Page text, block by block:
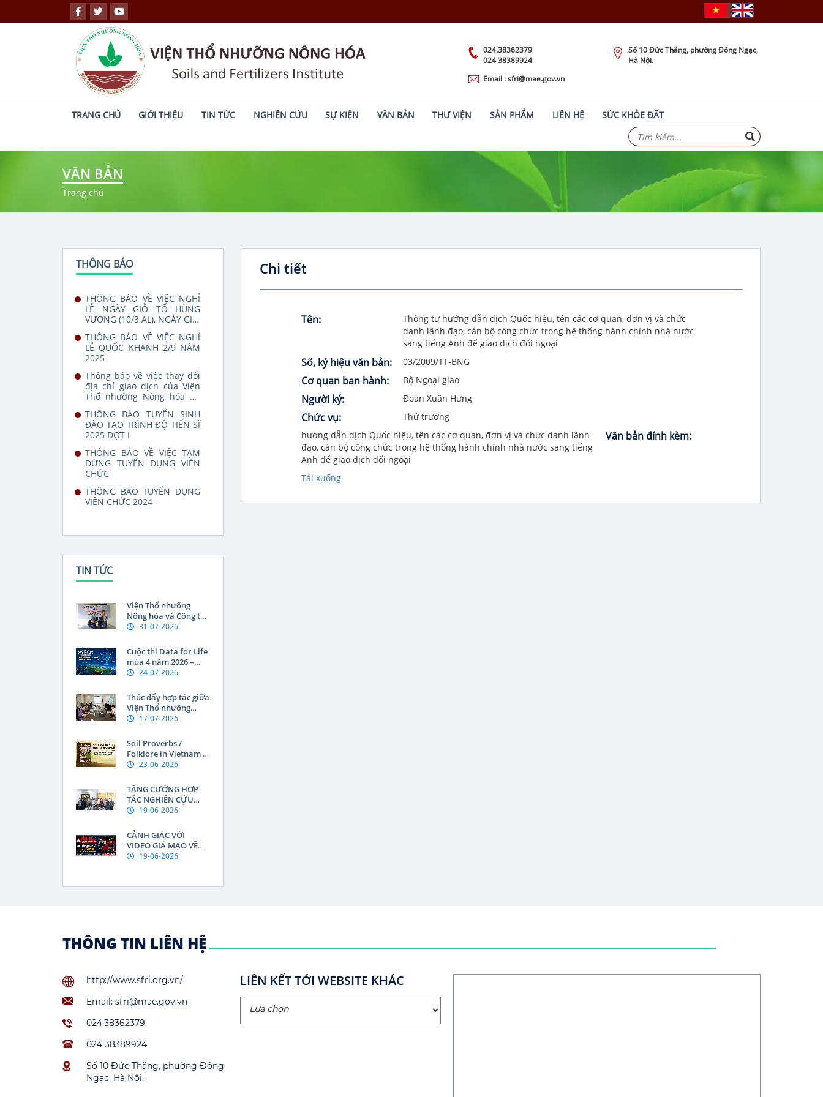
024.38362379
024 38389924
Số 10 Đức Thắng, phường Đông Ngạc,
Hà Nội.
Email : sfri@mae.gov.vn
TRANG CHỦ GIỚI THIỆU TIN TỨC NGHIÊN CỨU SỰ KIỆN VĂN BẢN THƯ VIỆN SẢN PHẨM LIÊN HỆ SỨC KHỎE ĐẤT
VĂN BẢN
Trang chủ
THÔNG BÁO
THÔNG BÁO VỀ VIỆC NGHỈ
LỄ NGÀY GIỖ TỔ HÙNG
VƯƠNG (10/3 AL), NGÀY GIẢI
PHÓNG MIỀN NAM (30/4)
VÀ NGÀY QUỐC TẾ LAO
ĐỘNG (01/5)
THÔNG BÁO VỀ VIỆC NGHỈ
LỄ QUỐC KHÁNH 2/9 NĂM
2025
Thông báo về việc thay đổi
địa chỉ giao dịch của Viện
Thổ nhưỡng Nông hóa do
thay đổi địa giới hành
chính
THÔNG BÁO TUYỂN SINH
ĐÀO TẠO TRÌNH ĐỘ TIẾN SĨ
2025 ĐỢT I
THÔNG BÁO VỀ VIỆC TẠM
DỪNG TUYỂN DỤNG VIÊN
CHỨC
THÔNG BÁO TUYỂN DỤNG
VIÊN CHỨC 2024
TIN TỨC
Viện Thổ nhưỡng
Nông hóa và Công ty
TNHH Eurofins Sắc Ký
hợp tác trong nghiên
cứu khoa học và
chuyển giao công
nghệ
31-07-2026
Cuộc thi Data for Life
mùa 4 năm 2026 –
Thúc đẩy đổi mới
công nghệ
24-07-2026
Thúc đẩy hợp tác giữa
Viện Thổ nhưỡng
Nông hóa và Cục
đất đai, Bộ Nông
nghiệp và Môi trường
CHDCND Lào
17-07-2026
Soil Proverbs /
Folklore in Vietnam –
Đưa tri thức nông
diễn đàn khoa học
thế giới
23-06-2026
TĂNG CƯỜNG HỢP
TÁC NGHIÊN CỨU
GIỮA VIỆN THỔ
VÀ NGF KOREA, INC.
19-06-2026
CẢNH GIÁC VỚI
VIDEO GIẢ MẠO VỀ
"CUỘC HỘI ĐÀM LỊCH
THỦ TƯỚNG LÊ MINH
19-06-2026
Chi tiết
Tên:
Thông tư hướng dẫn dịch Quốc hiệu, tên các cơ quan, đơn vị và chức
danh lãnh đạo, cán bộ công chức trong hệ thống hành chính nhà nước
sang tiếng Anh để giao dịch đối ngoại
Số, ký hiệu văn bản: 03/2009/TT-BNG
Cơ quan ban hành: Bộ Ngoại giao
Người ký: Đoàn Xuân Hưng
Chức vụ:
Thứ trưởng
hướng dẫn dịch Quốc hiệu, tên các cơ quan, đơn vị và chức danh lãnh
đạo, cán bộ công chức trong hệ thống hành chính nhà nước sang tiếng
Anh để giao dịch đối ngoại
Văn bản đính kèm:
Tải xuống
THÔNG TIN LIÊN HỆ
http://www.sfri.org.vn/
Email: sfri@mae.gov.vn
024.38362379
024 38389924
Số 10 Đức Thắng, phường Đông
Ngạc, Hà Nội.
LIÊN KẾT TỚI WEBSITE KHÁC